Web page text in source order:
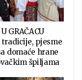
U GRAČACU
tradicije, pjesme
domaće hrane
špiljama